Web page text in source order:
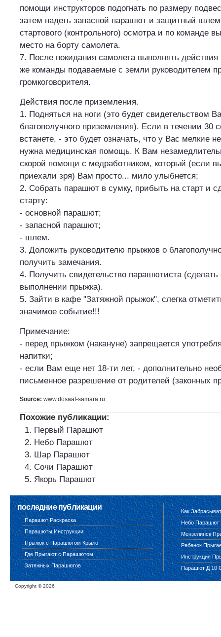
помощи инструкторов подогнать по размеру
затем надеть запасной парашют и защитный
стартового (контрольного) осмотра и по команде
место на борту самолета.
7. После покидания самолета выполнять
же команды подаваемые с земли руководителем
громкоговорителя.
Действия после приземления.
1. Подняться на ноги (это будет свидетельством
благополучного приземления). Если в течении 30
встанете, - это будет означать, что у Вас мелкие
нужна медицинская помощь. К Вам
скорой помощи с медработником, который (если
приехали зря) Вам просто... мило улыбнется;
2. Собрать парашют в сумку, прибыть на старт и
старту:
- основной парашют;
- запасной парашют;
- шлем.
3. Доложить руководителю прыжков о
получить замечания.
4. Получить свидетельство парашютиста (сделать
выполнении прыжка).
5. Зайти в кафе "Затяжной прыжок", слегка
значимое событие!!!
Примечание:
- перед прыжком (накануне) запрещается
напитки;
- если Вам еще нет 18-ти лет, - дополнительно
письменное разрешение от родителей (законных
Source: www.dosaaf-samara.ru
Похожие публикации:
Первый Парашют
Небо Парашют
Шар Парашют
Сочи Парашют
Якорь Парашют
последние публикации
Парашют Раскраска
Парашюты Инструкции
Прыжок с Парашютом Крыло
Где Прыгают с Парашютом
Затяжных Парашютов
Как
Небо Парашют
Мензелинск
Ребенок
Инструкция
Парашют Д 10
Copyright ©2026